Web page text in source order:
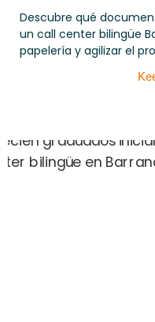
Descubre qué
un call center bilingüe
papelería y agilizar el